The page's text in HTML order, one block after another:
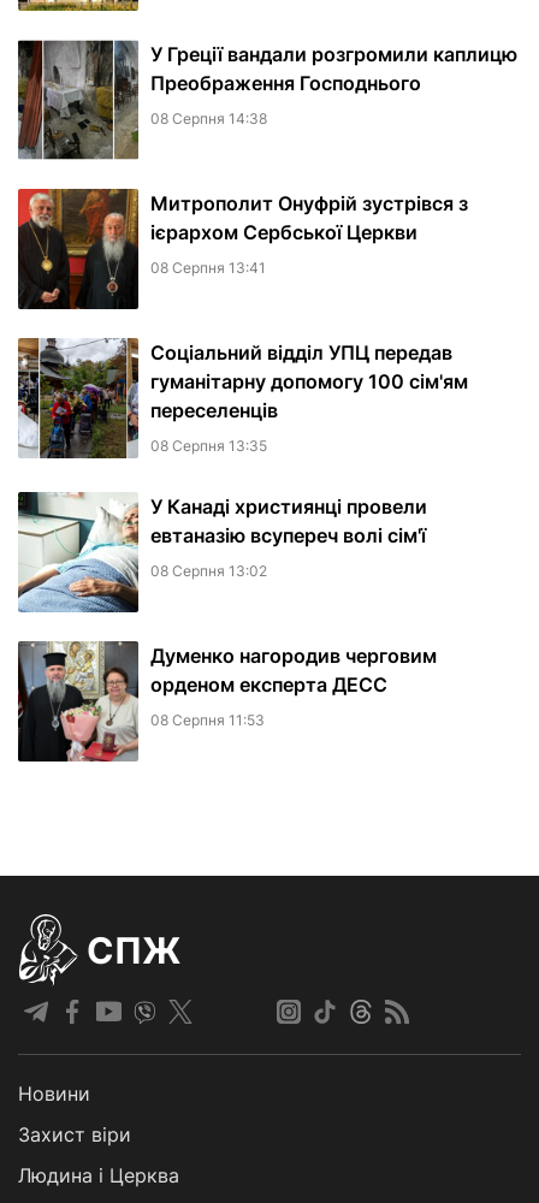
У Греції вандали розгромили каплицю
Преображення Господнього
08 Серпня 14:38
Митрополит Онуфрій зустрівся з
ієрархом Сербської Церкви
08 Серпня 13:41
Соціальний відділ УПЦ передав
гуманітарну допомогу 100 сім'ям
переселенців
08 Серпня 13:35
У Канаді християнці провели
евтаназію всупереч волі сім'ї
08 Серпня 13:02
Думенко нагородив черговим
орденом експерта ДЕСС
08 Серпня 11:53
СПЖ
Новини
Захист віри
Людина і Церква